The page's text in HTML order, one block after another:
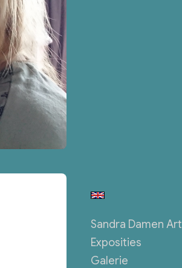
Sandra Damen Art
Exposities
Galerie